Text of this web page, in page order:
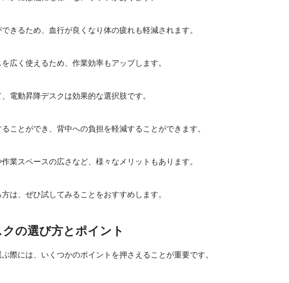
きるため、血行が良くなり体の疲れも軽減されます。
広く使えるため、作業効率もアップします。
電動昇降デスクは効果的な選択肢です。
ことができ、背中への負担を軽減することができます。
業スペースの広さなど、様々なメリットもあります。
は、ぜひ試してみることをおすすめします。
の選び方とポイント
際には、いくつかのポイントを押さえることが重要です。